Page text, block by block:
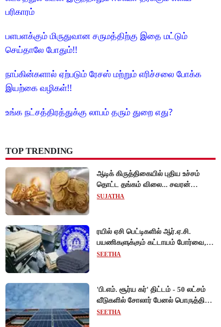
பரிகாரம்
பளபளக்கும் மிருதுவான சருமத்திற்கு இதை மட்டும்
செய்தாலே போதும்!!
நாப்கின்களால் ஏற்படும் ரேசஸ் மற்றும் எரிச்சலை போக்க
இயற்கை வழிகள்!!
உங்க நட்சத்திரத்துக்கு லாபம் தரும் துறை எது?
TOP TRENDING
ஆடிக் கிருத்திகையில் புதிய உச்சம்
தொட்ட தங்கம் விலை... சவரன்
ரூ.1,10,000-ஐ கடந்து விற்பனை!
SUJATHA
ரயில் ஏசி பெட்டிகளில் ஆர்.ஏ.சி.
பயணிகளுக்கும் கட்டாயம் போர்வை,
கம்பளி வழங்க உத்தரவு!
SEETHA
'பி.எம். சூர்ய கர்' திட்டம் - 50 லட்சம்
வீடுகளில் சோலார் பேனல் பொருத்தி
மத்திய அரசு சாதனை!
SEETHA